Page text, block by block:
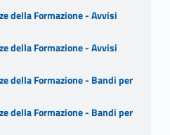
della Formazione - Avvisi
della Formazione - Avvisi
della Formazione - Bandi per
della Formazione - Bandi per